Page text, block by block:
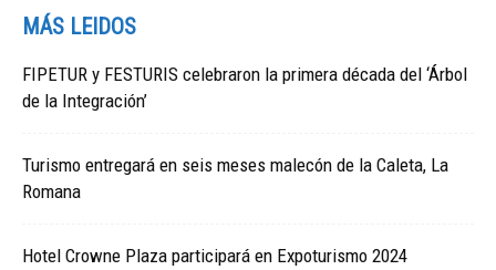
MÁS LEIDOS
FIPETUR y FESTURIS celebraron la primera década del ‘Árbol
de la Integración’
Turismo entregará en seis meses malecón de la Caleta, La
Romana
Hotel Crowne Plaza participará en Expoturismo 2024